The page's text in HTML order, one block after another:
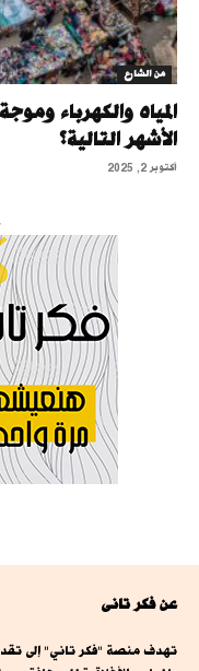
من الشارع
المياه والكهرباء
الأشهر التالية؟
أكتوبر 2, 2025
-
عن فكر تانى
تهدف منصة "فكر تاني" إلى